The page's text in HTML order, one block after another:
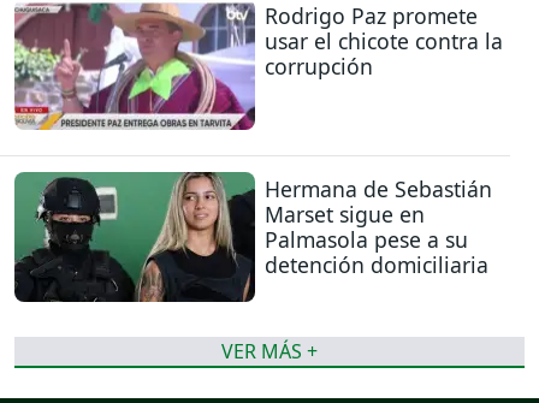
Rodrigo Paz promete
usar el chicote contra la
corrupción
Hermana de Sebastián
Marset sigue en
Palmasola pese a su
detención domiciliaria
VER MÁS +